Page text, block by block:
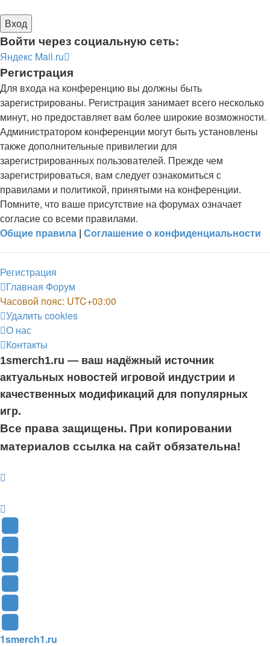
Войти через социальную сеть:
Яндекс Mail.ru
Регистрация
Для входа на конференцию вы должны быть
зарегистрированы. Регистрация занимает всего несколько
минут, но предоставляет вам более широкие возможности.
Администратором конференции могут быть установлены
также дополнительные привилегии для
зарегистрированных пользователей. Прежде чем
зарегистрироваться, вам следует ознакомиться с
правилами и политикой, принятыми на конференции.
Помните, что ваше присутствие на форумах означает
согласие со всеми правилами.
Общие правила | Соглашение о конфиденциальности
Регистрация
Главная Форум
Часовой пояс: UTC+03:00
Удалить cookies
О нас
Контакты
1smerch1.ru — ваш надёжный источник
актуальных новостей игровой индустрии и
качественных модификаций для популярных
игр.
Все права защищены. При копировании
материалов ссылка на сайт обязательна!
вкладке)
вкладке)
новой
в
(Откроется
1smerch1.ru